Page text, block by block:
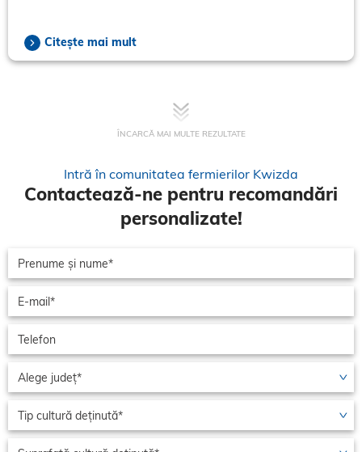
Citește mai mult
ÎNCARCĂ MAI MULTE REZULTATE
Intră în comunitatea fermierilor Kwizda
Contactează-ne pentru recomandări
personalizate!